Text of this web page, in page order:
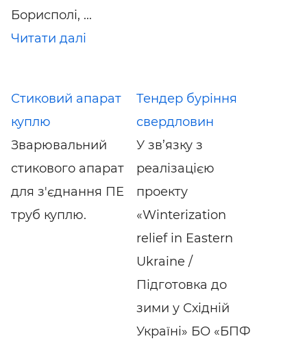
Борисполі, ...
Читати далі
Стиковий апарат
куплю
Зварювальний
стикового апарат
для з'єднання ПЕ
труб куплю.
Тендер буріння
свердловин
У зв’язку з
реалізацією
проекту
«Winterization
relief in Eastern
Ukraine /
Підготовка до
зими у Східній
Україні» БО «БПФ